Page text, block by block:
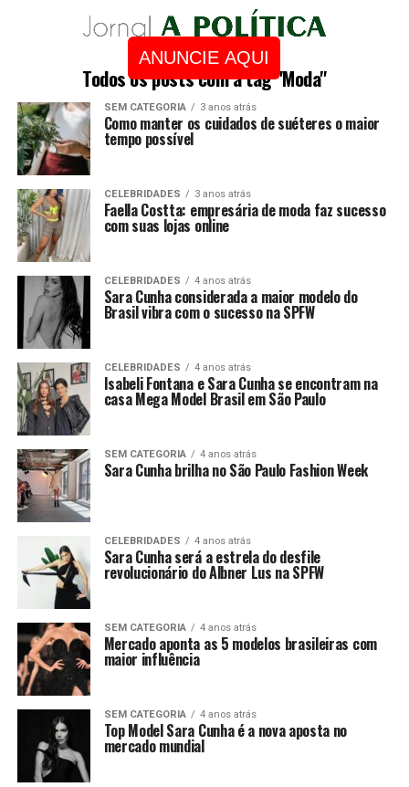
ANUNCIE AQUI
Todos os posts com a tag "Moda"
SEM CATEGORIA 3 anos atrás
Como manter os cuidados de suéteres o maior
tempo possível
CELEBRIDADES 3 anos atrás
Faella Costta: empresária de moda faz sucesso
com suas lojas online
CELEBRIDADES 4 anos atrás
Sara Cunha considerada a maior modelo do
Brasil vibra com o sucesso na SPFW
CELEBRIDADES 4 anos atrás
Isabeli Fontana e Sara Cunha se encontram na
casa Mega Model Brasil em São Paulo
SEM CATEGORIA 4 anos atrás
Sara Cunha brilha no São Paulo Fashion Week
CELEBRIDADES 4 anos atrás
Sara Cunha será a estrela do desfile
revolucionário do Albner Lus na SPFW
SEM CATEGORIA 4 anos atrás
Mercado aponta as 5 modelos brasileiras com
maior influência
SEM CATEGORIA 4 anos atrás
Top Model Sara Cunha é a nova aposta no
mercado mundial